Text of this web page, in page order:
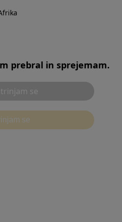
uporabe
zasebnosti
別ウィンドウで開
prebral in sprejemam.
se
se